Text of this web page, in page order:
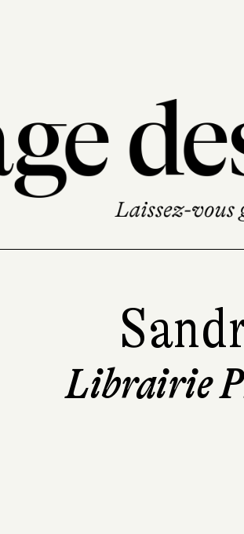
Librairie